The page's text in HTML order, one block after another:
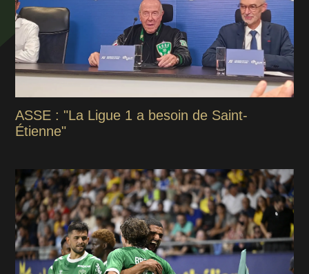
ASSE : "La Ligue 1 a besoin de Saint-
Étienne"